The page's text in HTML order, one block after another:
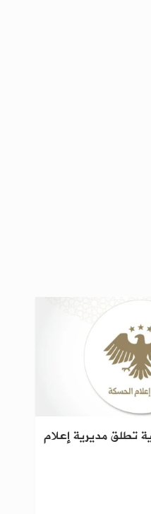
تطلق مديرية إعلام